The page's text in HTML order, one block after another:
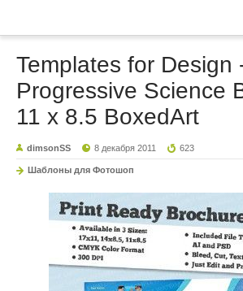
Templates for Design
Progressive Science
11 x 8.5 BoxedArt
dimsonSS 8 декабря 2011 623
Шаблоны для Фотошоп